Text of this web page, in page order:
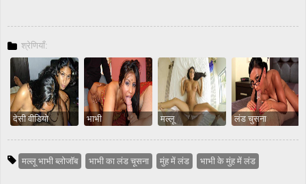
श्रेणियाँ:
देसी वीडियो भाभी मल्लू लंड चुसना
मल्लू भाभी ब्लोजॉब भाभी का लंड चूसना मुंह में लंड भाभी के मुंह में लंड